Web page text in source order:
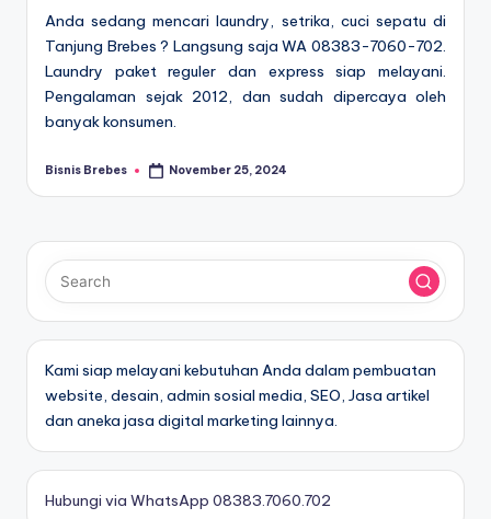
Anda sedang mencari laundry, setrika, cuci sepatu di
Tanjung Brebes ? Langsung saja WA 08383-7060-702.
Laundry paket reguler dan express siap melayani.
Pengalaman sejak 2012, dan sudah dipercaya oleh
banyak konsumen.
Posted
Bisnis Brebes November 25, 2024
Kami siap melayani kebutuhan Anda dalam pembuatan
website, desain, admin sosial media, SEO, Jasa artikel
dan aneka jasa digital marketing lainnya.
Hubungi via WhatsApp 08383.7060.702